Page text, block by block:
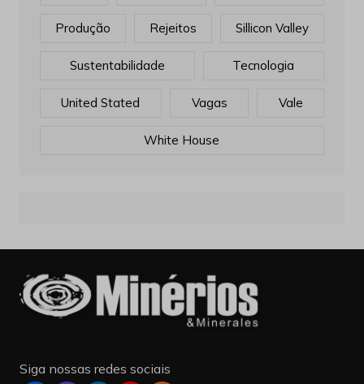
Produção Rejeitos Sillicon Valley
Sustentabilidade Tecnologia
United Stated Vagas Vale
White House
Siga nossas redes sociais